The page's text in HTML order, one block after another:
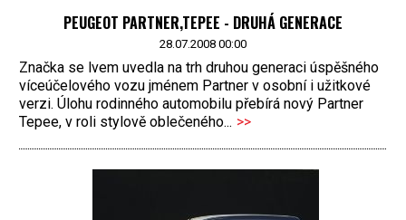
PEUGEOT PARTNER,TEPEE - DRUHÁ GENERACE
28.07.2008 00:00
Značka se lvem uvedla na trh druhou generaci úspěšného
víceúčelového vozu jménem Partner v osobní i užitkové
verzi. Úlohu rodinného automobilu přebírá nový Partner
Tepee, v roli stylově oblečeného... >>